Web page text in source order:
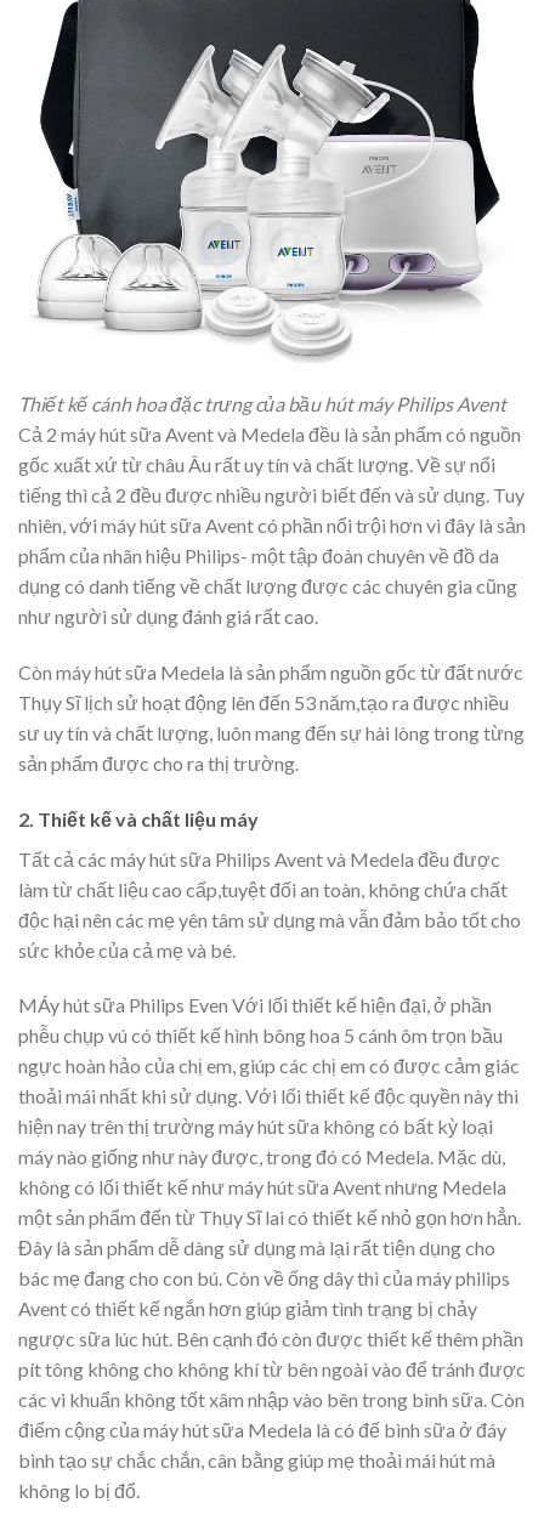
Thiết kế cánh hoa đặc trưng của bầu hút máy Philips Avent
Cả 2 máy hút sữa Avent và Medela đều là sản phẩm có nguồn
gốc xuất xứ từ châu Âu rất uy tín và chất lượng. Về sự nổi
tiếng thì cả 2 đều được nhiều người biết đến và sử dụng. Tuy
nhiên, với máy hút sữa Avent có phần nổi trội hơn vì đây là sản
phẩm của nhãn hiệu Philips- một tập đoàn chuyên về đồ da
dụng có danh tiếng về chất lượng được các chuyên gia cũng
như người sử dụng đánh giá rất cao.
Còn máy hút sữa Medela là sản phẩm nguồn gốc từ đất nước
Thụy Sĩ lịch sử hoạt động lên đến 53 năm,tạo ra được nhiều
sư uy tín và chất lượng, luôn mang đến sự hài lòng trong từng
sản phẩm được cho ra thị trường.
2. Thiết kế và chất liệu máy
Tất cả các máy hút sữa Philips Avent và Medela đều được
làm từ chất liệu cao cấp,tuyệt đối an toàn, không chứa chất
độc hại nên các mẹ yên tâm sử dụng mà vẫn đảm bảo tốt cho
sức khỏe của cả mẹ và bé.
MÁy hút sữa Philips Even Với lối thiết kế hiện đại, ở phần
phễu chụp vú có thiết kế hình bông hoa 5 cánh ôm trọn bầu
ngực hoàn hảo của chị em, giúp các chị em có được cảm giác
thoải mái nhất khi sử dụng. Với lối thiết kế độc quyền này thì
hiện nay trên thị trường máy hút sữa không có bất kỳ loại
máy nào giống như này được, trong đó có Medela. Mặc dù,
không có lối thiết kế như máy hút sữa Avent nhưng Medela
một sản phẩm đến từ Thụy Sĩ lai có thiết kế nhỏ gọn hơn hẳn.
Đây là sản phẩm dễ dàng sử dụng mà lại rất tiện dụng cho
bác mẹ đang cho con bú. Còn về ống dây thì của máy philips
Avent có thiết kế ngắn hơn giúp giảm tình trạng bị chảy
ngược sữa lúc hút. Bên cạnh đó còn được thiết kế thêm phần
pít tông không cho không khí từ bên ngoài vào để tránh được
các vi khuẩn không tốt xâm nhập vào bên trong bình sữa. Còn
điểm cộng của máy hút sữa Medela là có đế bình sữa ở đáy
bình tạo sự chắc chắn, cân bằng giúp mẹ thoải mái hút mà
không lo bị đổ.